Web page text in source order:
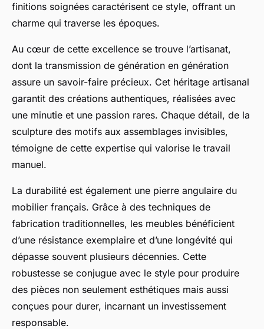
finitions soignées caractérisent ce style, offrant un
charme qui traverse les époques.
Au cœur de cette excellence se trouve l’artisanat,
dont la transmission de génération en génération
assure un savoir-faire précieux. Cet héritage artisanal
garantit des créations authentiques, réalisées avec
une minutie et une passion rares. Chaque détail, de la
sculpture des motifs aux assemblages invisibles,
témoigne de cette expertise qui valorise le travail
manuel.
La durabilité est également une pierre angulaire du
mobilier français. Grâce à des techniques de
fabrication traditionnelles, les meubles bénéficient
d’une résistance exemplaire et d’une longévité qui
dépasse souvent plusieurs décennies. Cette
robustesse se conjugue avec le style pour produire
des pièces non seulement esthétiques mais aussi
conçues pour durer, incarnant un investissement
responsable.